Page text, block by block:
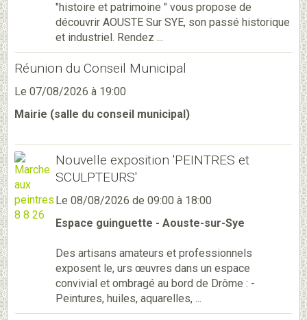
"histoire et patrimoine " vous propose de
découvrir AOUSTE Sur SYE, son passé historique
et industriel. Rendez ...
Réunion du Conseil Municipal
Le 07/08/2026 à 19:00
Mairie (salle du conseil municipal)
Nouvelle exposition 'PEINTRES et
SCULPTEURS'
Le 08/08/2026 de 09:00 à 18:00
Espace guinguette - Aouste-sur-Sye
Des artisans amateurs et professionnels
exposent le, urs œuvres dans un espace
convivial et ombragé au bord de Drôme : -
Peintures, huiles, aquarelles, ...